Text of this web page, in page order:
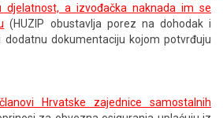
djelatnost, a izvođačka naknada im se
(HUZIP obustavlja porez na dohodak i
dokumentaciju kojom potvrđuju
članovi Hrvatske zajednice samostalnih